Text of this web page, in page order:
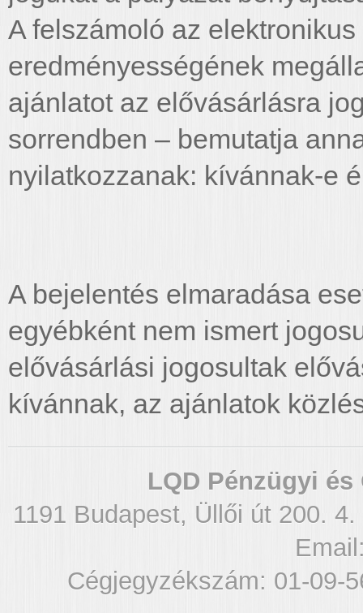
A felszámoló az
eredményességének
ajánlatot az elővásárlásra
sorrendben – bemutatja
nyilatkozzanak: kívánnak-e
A bejelentés elmaradása
egyébként nem ismert
elővásárlási jogosultak
kívánnak, az ajánlatok
LQD Pénzügyi
1191 Budapest, Üllői út 200.
Cégjegyzékszám: 01-09-